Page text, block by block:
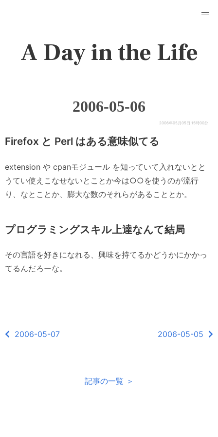
A Day in the Life
2006-05-06
2006年05月05日 15時00分
Firefox と Perl はある意味似てる
extension や cpanモジュール を知っていて入れないとと
うてい使えこなせないとことか今は○○を使うのが流行
り、なとことか、膨大な数のそれらがあることとか。
プログラミングスキル上達なんて結局
その言語を好きになれる、興味を持てるかどうかにかかっ
てるんだろーな。
2006-05-07 2006-05-05
記事の一覧 ＞